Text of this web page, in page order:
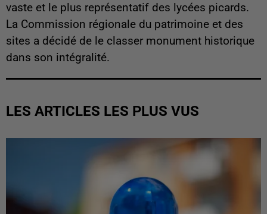
vaste et le plus représentatif des lycées picards.
La Commission régionale du patrimoine et des
sites a décidé de le classer monument historique
dans son intégralité.
LES ARTICLES LES PLUS VUS